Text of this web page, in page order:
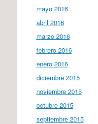
mayo 2016
abril 2016
marzo 2016
febrero 2016
enero 2016
diciembre 2015
noviembre 2015
octubre 2015
septiembre 2015